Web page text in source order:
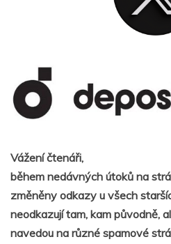
Vážení čtenáři,
během nedávných útoků na
změněny odkazy u všech
neodkazují tam, kam původně,
navedou na různé spamové